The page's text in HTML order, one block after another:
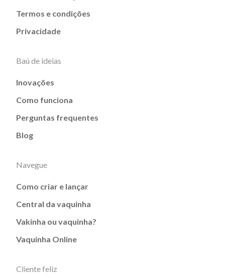
Termos e condições
Privacidade
Baú de ideias
Inovações
Como funciona
Perguntas frequentes
Blog
Navegue
Como criar e lançar
Central da vaquinha
Vakinha ou vaquinha?
Vaquinha Online
Cliente feliz